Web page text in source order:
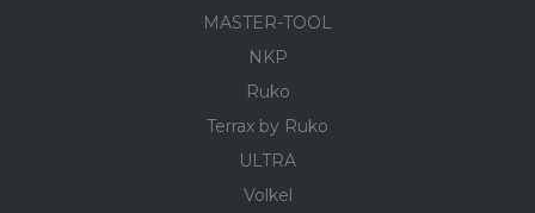
MASTER-TOOL
NKP
Ruko
Terrax by Ruko
ULTRA
Volkel